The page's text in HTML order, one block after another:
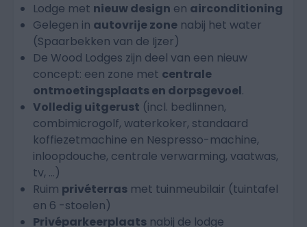
Vaatwasser
Elektrische kookplaat
Koelkast met vriesvak
Combi-microgolfoven
Waterkoker
Nespresso koffiezetmachine
Standaard koffiezetmachine
Lodge met nieuw design en airconditioning
Gelegen in autovrije zone nabij het water
(Spaarbekken van de Ijzer)
De Wood Lodges zijn deel van een nieuw
concept: een zone met centrale
ontmoetingsplaats en dorpsgevoel.
Volledig uitgerust (incl. bedlinnen,
combimicrogolf, waterkoker, standaard
koffiezetmachine en Nespresso-machine,
inloopdouche, centrale verwarming, vaatwas,
tv, …)
Ruim privéterras met tuinmeubilair (tuintafel
en 6 -stoelen)
Privéparkeerplaats nabij de lodge